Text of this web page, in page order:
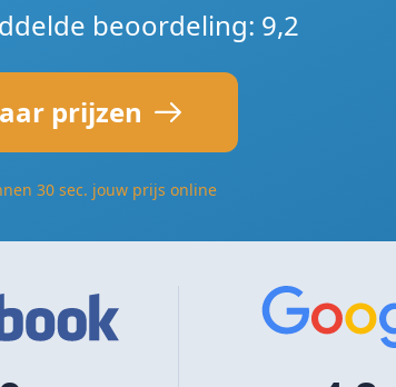
beoordeling: 9,2
prijzen
30 sec. jouw prijs online